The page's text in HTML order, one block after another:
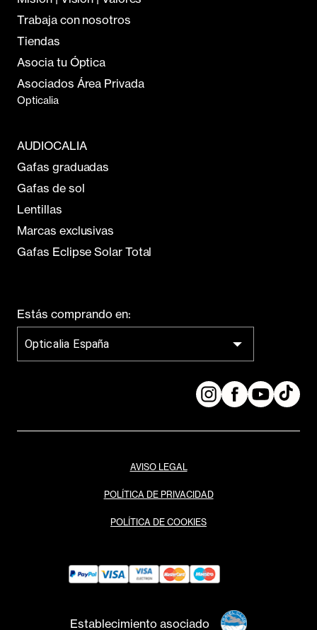
Trabaja con nosotros
Tiendas
Asocia tu Óptica
Asociados Área Privada
Opticalia
AUDIOCALIA
Gafas graduadas
Gafas de sol
Lentillas
Marcas exclusivas
Gafas Eclipse Solar Total
Estás comprando en:
Opticalia España
AVISO LEGAL
POLÍTICA DE PRIVACIDAD
POLÍTICA DE COOKIES
Establecimiento asociado